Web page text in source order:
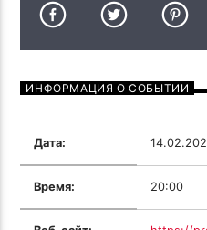
TROLL'S LOVE
TROLL FAMILY
TF6 Radio
ИНФОРМАЦИЯ О СОБЫТИИ
Дата:
Время: 20:00